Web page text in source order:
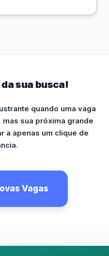
sua busca!
quando uma vaga
sua próxima grande
a apenas um clique de
Vagas